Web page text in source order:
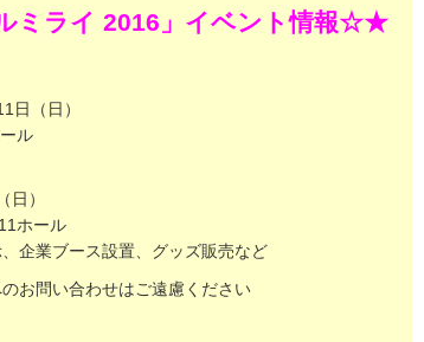
ミライ 2016」イベント情報☆★
日（日）
ル
日）
ホール
企業ブース設置、グッズ販売など
お問い合わせはご遠慮ください